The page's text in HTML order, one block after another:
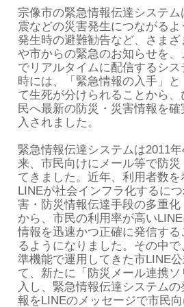
宗像市の緊急情報伝達システ
震などの災害発生につながる
発生時の避難勧告など、さま
や市からの緊急のお知らせを
でリアルタイムに配信するシ
時には、「緊急情報の入手」
て生死が分けられることから
民へ最新の防災・災害情報を
入されました。
緊急情報伝達システムは2011
来、市民向けにメール等で防
てきました。近年、利用者数
LINEが社会インフラ化するに
害・防災情報伝達手段の多重
から、市民の利用率が高い
情報を迅速かつ正確に発信す
るようになりました。その中
準機能で運用してきた市LINE
て、新たに「防災メール連携
入し、緊急情報伝達システム
報をLINEのメッセージで市民